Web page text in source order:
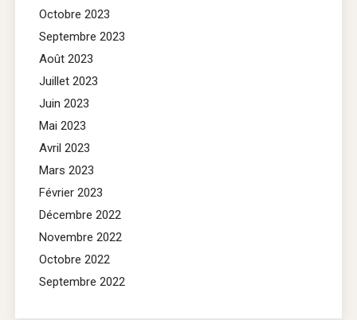
Octobre 2023
Septembre 2023
Août 2023
Juillet 2023
Juin 2023
Mai 2023
Avril 2023
Mars 2023
Février 2023
Décembre 2022
Novembre 2022
Octobre 2022
Septembre 2022